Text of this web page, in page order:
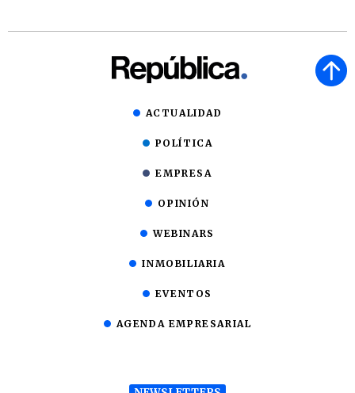
ACTUALIDAD
POLÍTICA
EMPRESA
OPINIÓN
WEBINARS
INMOBILIARIA
EVENTOS
AGENDA EMPRESARIAL